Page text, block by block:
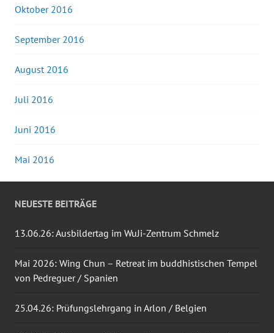
Oktober 2016
September 2016
August 2016
Juli 2016
Juni 2016
Mai 2016
NEUESTE BEITRÄGE
13.06.26: Ausbildertag im WuJi-Zentrum Schmelz
Mai 2026: Wing Chun – Retreat im buddhistischen Tempel
von Pedreguer / Spanien
25.04.26: Prüfungslehrgang in Arlon / Belgien